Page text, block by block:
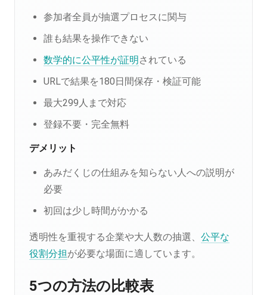
参加者全員が抽選プロセスに関与
誰も結果を操作できない
数学的に公平性が証明されている
URLで結果を180日間保存・検証可能
最大299人まで対応
登録不要・完全無料
デメリット
あみだくじの仕組みを知らない人への説明が
必要
初回は少し時間がかかる
透明性を重視する企業や大人数の抽選、 公平な
役割分担が必要な場面に適しています。
5つの方法の比較表